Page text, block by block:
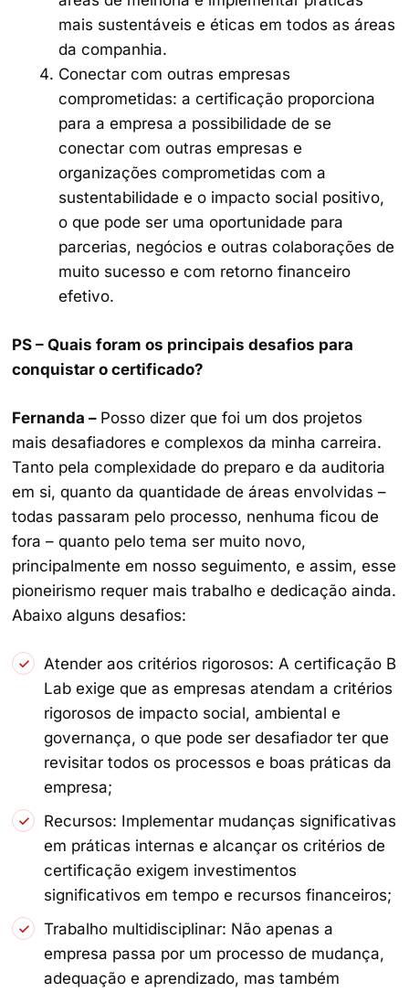
mais sustentáveis e éticas em todos as áreas
da companhia.
Conectar com outras empresas
comprometidas: a certificação proporciona
para a empresa a possibilidade de se
conectar com outras empresas e
organizações comprometidas com a
sustentabilidade e o impacto social positivo,
o que pode ser uma oportunidade para
parcerias, negócios e outras colaborações de
muito sucesso e com retorno financeiro
efetivo.
PS – Quais foram os principais desafios para
conquistar o certificado?
Fernanda – Posso dizer que foi um dos projetos
mais desafiadores e complexos da minha carreira.
Tanto pela complexidade do preparo e da auditoria
em si, quanto da quantidade de áreas envolvidas –
todas passaram pelo processo, nenhuma ficou de
fora – quanto pelo tema ser muito novo,
principalmente em nosso seguimento, e assim, esse
pioneirismo requer mais trabalho e dedicação ainda.
Abaixo alguns desafios:
Atender aos critérios rigorosos: A certificação B
Lab exige que as empresas atendam a critérios
rigorosos de impacto social, ambiental e
governança, o que pode ser desafiador ter que
revisitar todos os processos e boas práticas da
empresa;
Recursos: Implementar mudanças significativas
em práticas internas e alcançar os critérios de
certificação exigem investimentos
significativos em tempo e recursos financeiros;
Trabalho multidisciplinar: Não apenas a
empresa passa por um processo de mudança,
adequação e aprendizado, mas também